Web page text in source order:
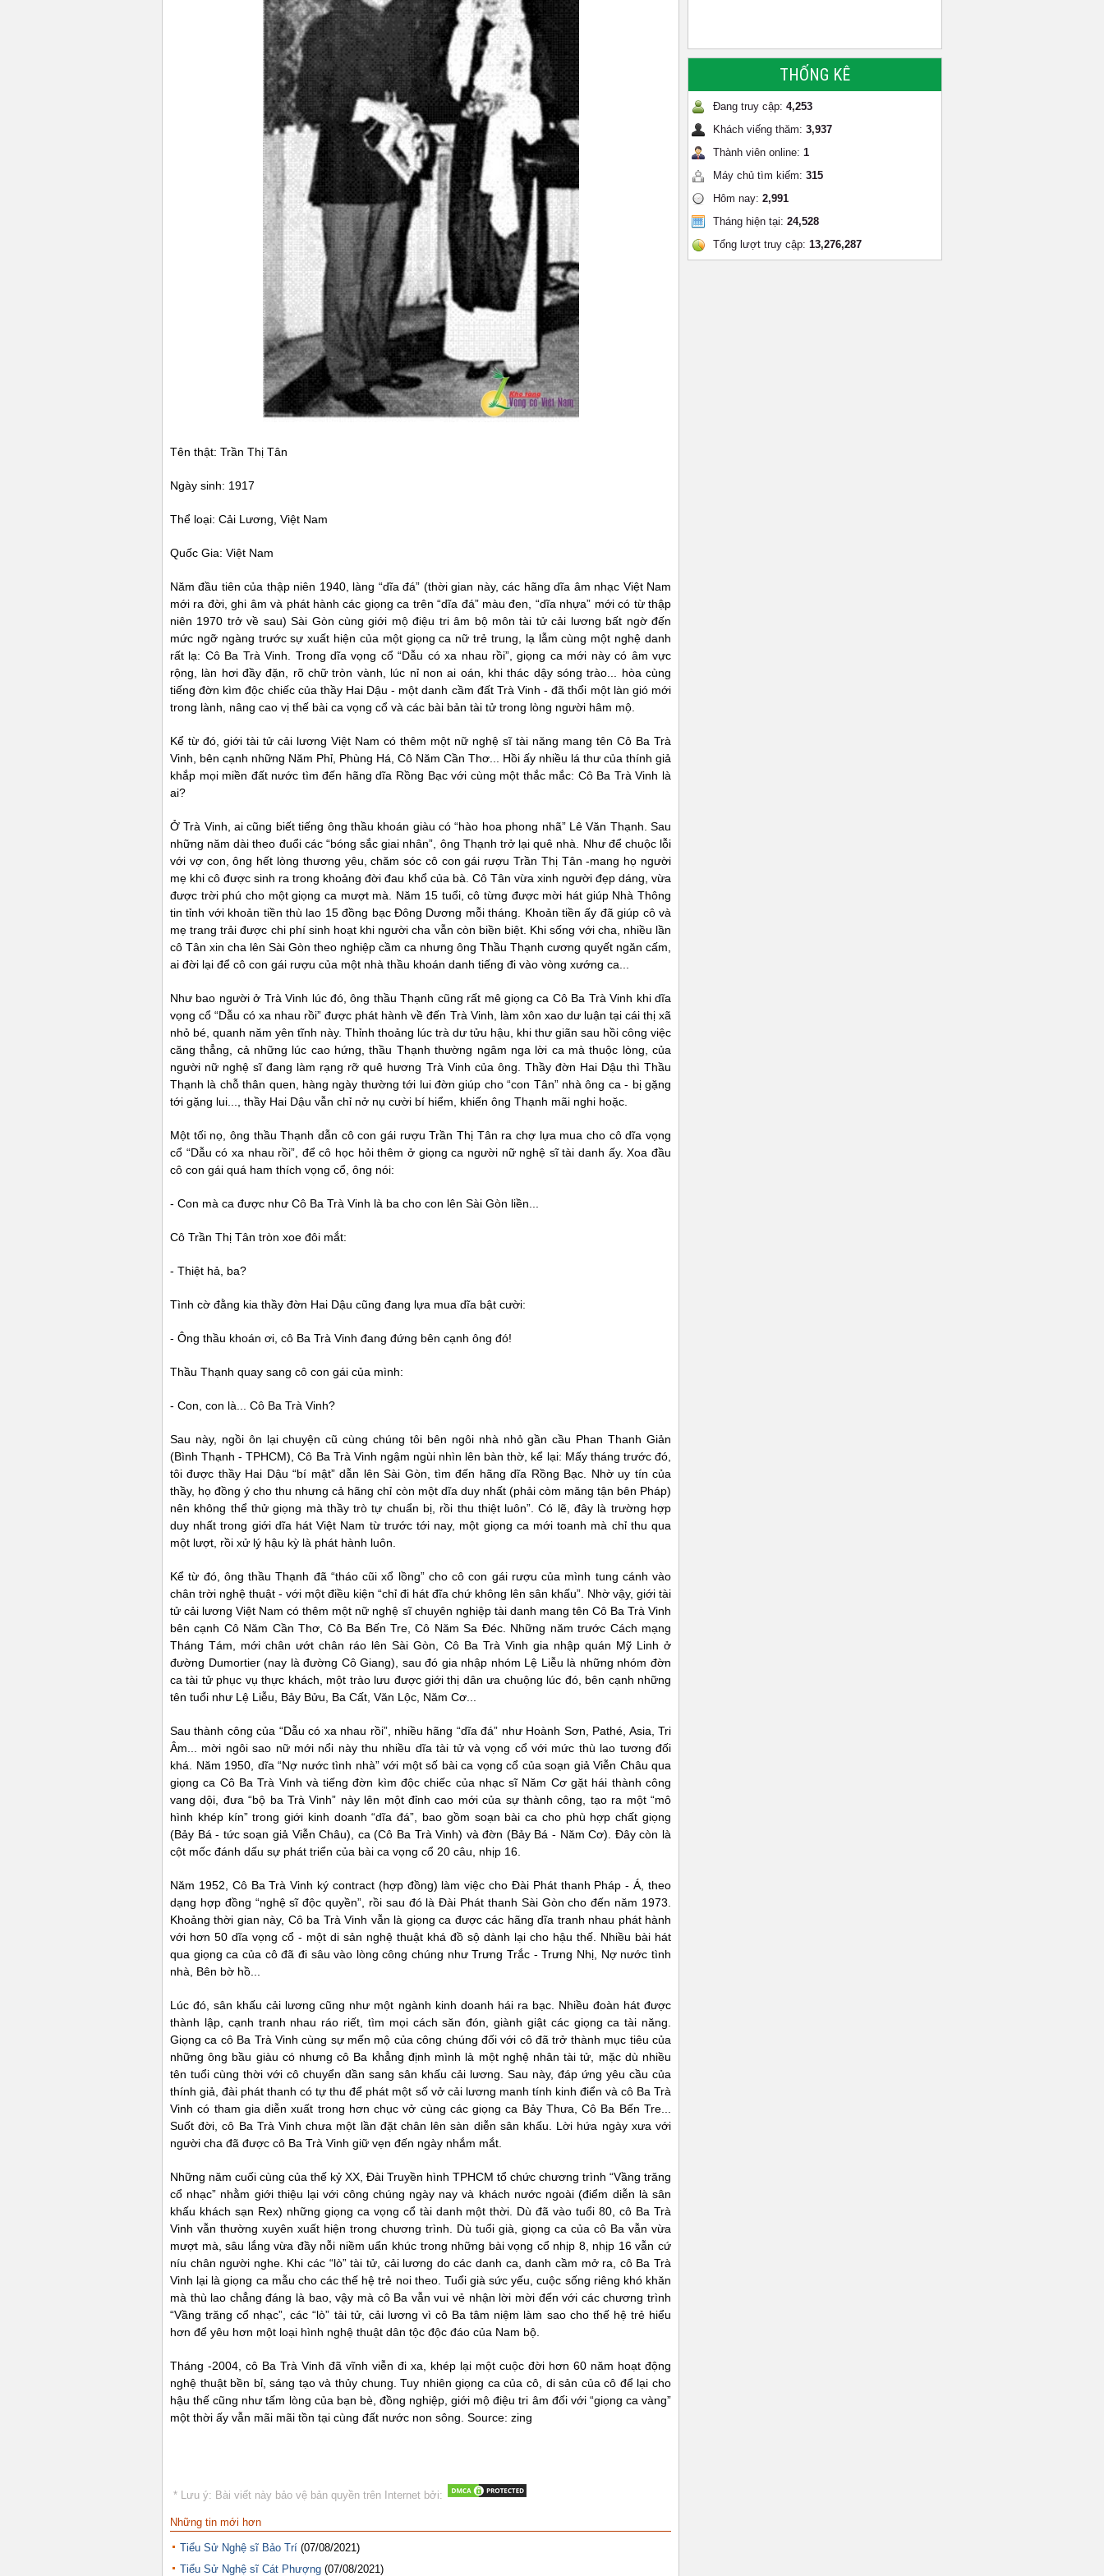
Tên thật: Trần Thị Tân
Ngày sinh: 1917
Thể loại: Cải Lương, Việt Nam
Quốc Gia: Việt Nam
Năm đầu tiên của thập niên 1940, làng “dĩa đá” (thời gian này, các hãng dĩa âm nhạc Việt Nam
mới ra đời, ghi âm và phát hành các giọng ca trên “dĩa đá” màu đen, “dĩa nhựa” mới có từ thập
niên 1970 trở về sau) Sài Gòn cùng giới mộ điệu tri âm bộ môn tài tử cải lương bất ngờ đến
mức ngỡ ngàng trước sự xuất hiện của một giọng ca nữ trẻ trung, lạ lẫm cùng một nghệ danh
rất lạ: Cô Ba Trà Vinh. Trong dĩa vọng cổ “Dẫu có xa nhau rồi”, giọng ca mới này có âm vực
rộng, làn hơi đầy đặn, rõ chữ tròn vành, lúc nỉ non ai oán, khi thác dậy sóng trào... hòa cùng
tiếng đờn kìm độc chiếc của thầy Hai Dậu - một danh cầm đất Trà Vinh - đã thổi một làn gió mới
trong lành, nâng cao vị thế bài ca vọng cổ và các bài bản tài tử trong lòng người hâm mộ.
Kể từ đó, giới tài tử cải lương Việt Nam có thêm một nữ nghệ sĩ tài năng mang tên Cô Ba Trà
Vinh, bên cạnh những Năm Phỉ, Phùng Há, Cô Năm Cần Thơ... Hồi ấy nhiều lá thư của thính giả
khắp mọi miền đất nước tìm đến hãng dĩa Rồng Bạc với cùng một thắc mắc: Cô Ba Trà Vinh là
ai?
Ở Trà Vinh, ai cũng biết tiếng ông thầu khoán giàu có “hào hoa phong nhã” Lê Văn Thạnh. Sau
những năm dài theo đuổi các “bóng sắc giai nhân”, ông Thạnh trở lại quê nhà. Như để chuộc lỗi
với vợ con, ông hết lòng thương yêu, chăm sóc cô con gái rượu Trần Thị Tân -mang họ người
mẹ khi cô được sinh ra trong khoảng đời đau khổ của bà. Cô Tân vừa xinh người đẹp dáng, vừa
được trời phú cho một giọng ca mượt mà. Năm 15 tuổi, cô từng được mời hát giúp Nhà Thông
tin tỉnh với khoản tiền thù lao 15 đồng bạc Đông Dương mỗi tháng. Khoản tiền ấy đã giúp cô và
mẹ trang trải được chi phí sinh hoạt khi người cha vẫn còn biền biệt. Khi sống với cha, nhiều lần
cô Tân xin cha lên Sài Gòn theo nghiệp cầm ca nhưng ông Thầu Thạnh cương quyết ngăn cấm,
ai đời lại để cô con gái rượu của một nhà thầu khoán danh tiếng đi vào vòng xướng ca...
Như bao người ở Trà Vinh lúc đó, ông thầu Thạnh cũng rất mê giọng ca Cô Ba Trà Vinh khi dĩa
vọng cổ “Dẫu có xa nhau rồi” được phát hành về đến Trà Vinh, làm xôn xao dư luận tại cái thị xã
nhỏ bé, quanh năm yên tĩnh này. Thỉnh thoảng lúc trà dư tửu hậu, khi thư giãn sau hồi công việc
căng thẳng, cả những lúc cao hứng, thầu Thạnh thường ngâm nga lời ca mà thuộc lòng, của
người nữ nghệ sĩ đang làm rạng rỡ quê hương Trà Vinh của ông. Thầy đờn Hai Dậu thì Thầu
Thạnh là chỗ thân quen, hàng ngày thường tới lui đờn giúp cho “con Tân” nhà ông ca - bị gặng
tới gặng lui..., thầy Hai Dậu vẫn chỉ nở nụ cười bí hiểm, khiến ông Thạnh mãi nghi hoặc.
Một tối nọ, ông thầu Thạnh dẫn cô con gái rượu Trần Thị Tân ra chợ lựa mua cho cô dĩa vọng
cổ “Dẫu có xa nhau rồi”, để cô học hỏi thêm ở giọng ca người nữ nghệ sĩ tài danh ấy. Xoa đầu
cô con gái quá ham thích vọng cổ, ông nói:
- Con mà ca được như Cô Ba Trà Vinh là ba cho con lên Sài Gòn liền...
Cô Trần Thị Tân tròn xoe đôi mắt:
- Thiệt hả, ba?
Tình cờ đằng kia thầy đờn Hai Dậu cũng đang lựa mua dĩa bật cười:
- Ông thầu khoán ơi, cô Ba Trà Vinh đang đứng bên cạnh ông đó!
Thầu Thạnh quay sang cô con gái của mình:
- Con, con là... Cô Ba Trà Vinh?
Sau này, ngồi ôn lại chuyện cũ cùng chúng tôi bên ngôi nhà nhỏ gần cầu Phan Thanh Giản
(Bình Thạnh - TPHCM), Cô Ba Trà Vinh ngậm ngùi nhìn lên bàn thờ, kể lại: Mấy tháng trước đó,
tôi được thầy Hai Dậu “bí mật” dẫn lên Sài Gòn, tìm đến hãng dĩa Rồng Bạc. Nhờ uy tín của
thầy, họ đồng ý cho thu nhưng cả hãng chỉ còn một dĩa duy nhất (phải còm măng tận bên Pháp)
nên không thể thử giọng mà thầy trò tự chuẩn bị, rồi thu thiệt luôn”. Có lẽ, đây là trường hợp
duy nhất trong giới dĩa hát Việt Nam từ trước tới nay, một giọng ca mới toanh mà chỉ thu qua
một lượt, rồi xử lý hậu kỳ là phát hành luôn.
Kể từ đó, ông thầu Thạnh đã “tháo cũi xổ lồng” cho cô con gái rượu của mình tung cánh vào
chân trời nghệ thuật - với một điều kiện “chỉ đi hát đĩa chứ không lên sân khấu”. Nhờ vậy, giới tài
tử cải lương Việt Nam có thêm một nữ nghệ sĩ chuyên nghiệp tài danh mang tên Cô Ba Trà Vinh
bên cạnh Cô Năm Cần Thơ, Cô Ba Bến Tre, Cô Năm Sa Đéc. Những năm trước Cách mạng
Tháng Tám, mới chân ướt chân ráo lên Sài Gòn, Cô Ba Trà Vinh gia nhập quán Mỹ Linh ở
đường Dumortier (nay là đường Cô Giang), sau đó gia nhập nhóm Lệ Liễu là những nhóm đờn
ca tài tử phục vụ thực khách, một trào lưu được giới thị dân ưa chuộng lúc đó, bên cạnh những
tên tuổi như Lệ Liễu, Bảy Bửu, Ba Cất, Văn Lộc, Năm Cơ...
Sau thành công của “Dẫu có xa nhau rồi”, nhiều hãng “dĩa đá” như Hoành Sơn, Pathé, Asia, Tri
Âm... mời ngôi sao nữ mới nổi này thu nhiều dĩa tài tử và vọng cổ với mức thù lao tương đối
khá. Năm 1950, dĩa “Nợ nước tình nhà” với một số bài ca vọng cổ của soạn giả Viễn Châu qua
giọng ca Cô Ba Trà Vinh và tiếng đờn kìm độc chiếc của nhạc sĩ Năm Cơ gặt hái thành công
vang dội, đưa “bộ ba Trà Vinh” này lên một đỉnh cao mới của sự thành công, tạo ra một “mô
hình khép kín” trong giới kinh doanh “dĩa đá”, bao gồm soạn bài ca cho phù hợp chất giọng
(Bảy Bá - tức soạn giả Viễn Châu), ca (Cô Ba Trà Vinh) và đờn (Bảy Bá - Năm Cơ). Đây còn là
cột mốc đánh dấu sự phát triển của bài ca vọng cổ 20 câu, nhịp 16.
Năm 1952, Cô Ba Trà Vinh ký contract (hợp đồng) làm việc cho Đài Phát thanh Pháp - Á, theo
dạng hợp đồng “nghệ sĩ độc quyền”, rồi sau đó là Đài Phát thanh Sài Gòn cho đến năm 1973.
Khoảng thời gian này, Cô ba Trà Vinh vẫn là giọng ca được các hãng dĩa tranh nhau phát hành
với hơn 50 dĩa vọng cổ - một di sản nghệ thuật khá đồ sộ dành lại cho hậu thế. Nhiều bài hát
qua giọng ca của cô đã đi sâu vào lòng công chúng như Trưng Trắc - Trưng Nhị, Nợ nước tình
nhà, Bên bờ hồ...
Lúc đó, sân khấu cải lương cũng như một ngành kinh doanh hái ra bạc. Nhiều đoàn hát được
thành lập, cạnh tranh nhau ráo riết, tìm mọi cách săn đón, giành giật các giọng ca tài năng.
Giọng ca cô Ba Trà Vinh cùng sự mến mộ của công chúng đối với cô đã trở thành mục tiêu của
những ông bầu giàu có nhưng cô Ba khẳng định mình là một nghệ nhân tài tử, mặc dù nhiều
tên tuổi cùng thời với cô chuyển dần sang sân khấu cải lương. Sau này, đáp ứng yêu cầu của
thính giả, đài phát thanh có tự thu để phát một số vở cải lương manh tính kinh điển và cô Ba Trà
Vinh có tham gia diễn xuất trong hơn chục vở cùng các giọng ca Bảy Thưa, Cô Ba Bến Tre...
Suốt đời, cô Ba Trà Vinh chưa một lần đặt chân lên sàn diễn sân khấu. Lời hứa ngày xưa với
người cha đã được cô Ba Trà Vinh giữ vẹn đến ngày nhắm mắt.
Những năm cuối cùng của thế kỷ XX, Đài Truyền hình TPHCM tổ chức chương trình “Vầng trăng
cổ nhạc” nhằm giới thiệu lại với công chúng ngày nay và khách nước ngoài (điểm diễn là sân
khấu khách sạn Rex) những giọng ca vọng cổ tài danh một thời. Dù đã vào tuổi 80, cô Ba Trà
Vinh vẫn thường xuyên xuất hiện trong chương trình. Dù tuổi già, giọng ca của cô Ba vẫn vừa
mượt mà, sâu lắng vừa đầy nỗi niềm uẩn khúc trong những bài vọng cổ nhịp 8, nhịp 16 vẫn cứ
níu chân người nghe. Khi các “lò” tài tử, cải lương do các danh ca, danh cầm mở ra, cô Ba Trà
Vinh lại là giọng ca mẫu cho các thế hệ trẻ noi theo. Tuổi già sức yếu, cuộc sống riêng khó khăn
mà thù lao chẳng đáng là bao, vậy mà cô Ba vẫn vui vẻ nhận lời mời đến với các chương trình
“Vầng trăng cổ nhạc”, các “lò” tài tử, cải lương vì cô Ba tâm niệm làm sao cho thế hệ trẻ hiểu
hơn để yêu hơn một loại hình nghệ thuật dân tộc độc đáo của Nam bộ.
Tháng -2004, cô Ba Trà Vinh đã vĩnh viễn đi xa, khép lại một cuộc đời hơn 60 năm hoạt động
nghệ thuật bền bỉ, sáng tạo và thủy chung. Tuy nhiên giọng ca của cô, di sản của cô để lại cho
hậu thế cũng như tấm lòng của bạn bè, đồng nghiệp, giới mộ điệu tri âm đối với “giọng ca vàng”
một thời ấy vẫn mãi mãi tồn tại cùng đất nước non sông. Source: zing
* Lưu ý: Bài viết này bảo vệ bản quyền trên Internet bởi:
Những tin mới hơn
Tiểu Sử Nghệ sĩ Bảo Trí (07/08/2021)
Tiểu Sử Nghệ sĩ Cát Phượng (07/08/2021)
THỐNG KÊ
Đang truy cập: 4,253
Khách viếng thăm: 3,937
Thành viên online: 1
Máy chủ tìm kiếm: 315
Hôm nay: 2,991
Tháng hiện tại: 24,528
Tổng lượt truy cập: 13,276,287